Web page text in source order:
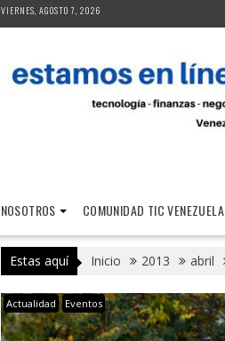
VIERNES, AGOSTO 7, 2026
NOSOTROS COMUNIDAD TIC VENEZUELA
Estas aquí Inicio 2013 abril
Actualidad Eventos